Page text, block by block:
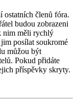
ostatních členů fóra.
budou zobrazeni
nim měli rychlý
posílat soukromé
můžou být
Pokud přidáte
příspěvky skryty.